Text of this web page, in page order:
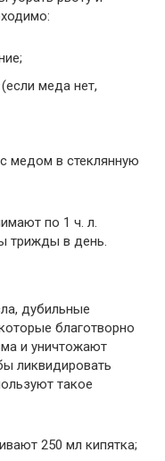
меда нет,
медом в стеклянную
по 1 ч. л.
трижды в день.
дубильные
благотворно
и уничтожают
ликвидировать
такое
250 мл кипятка;